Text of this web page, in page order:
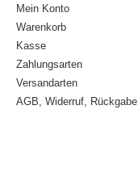
Mein Konto
Warenkorb
Kasse
Zahlungsarten
Versandarten
AGB, Widerruf, Rückgabe